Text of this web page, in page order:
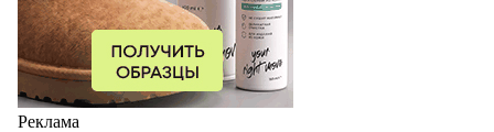
Реклама